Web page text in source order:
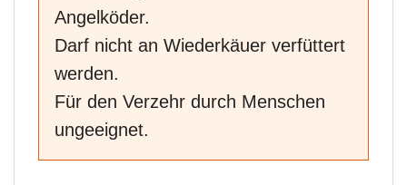
Angelköder.
Darf nicht an Wiederkäuer verfüttert
werden.
Für den Verzehr durch Menschen
ungeeignet.